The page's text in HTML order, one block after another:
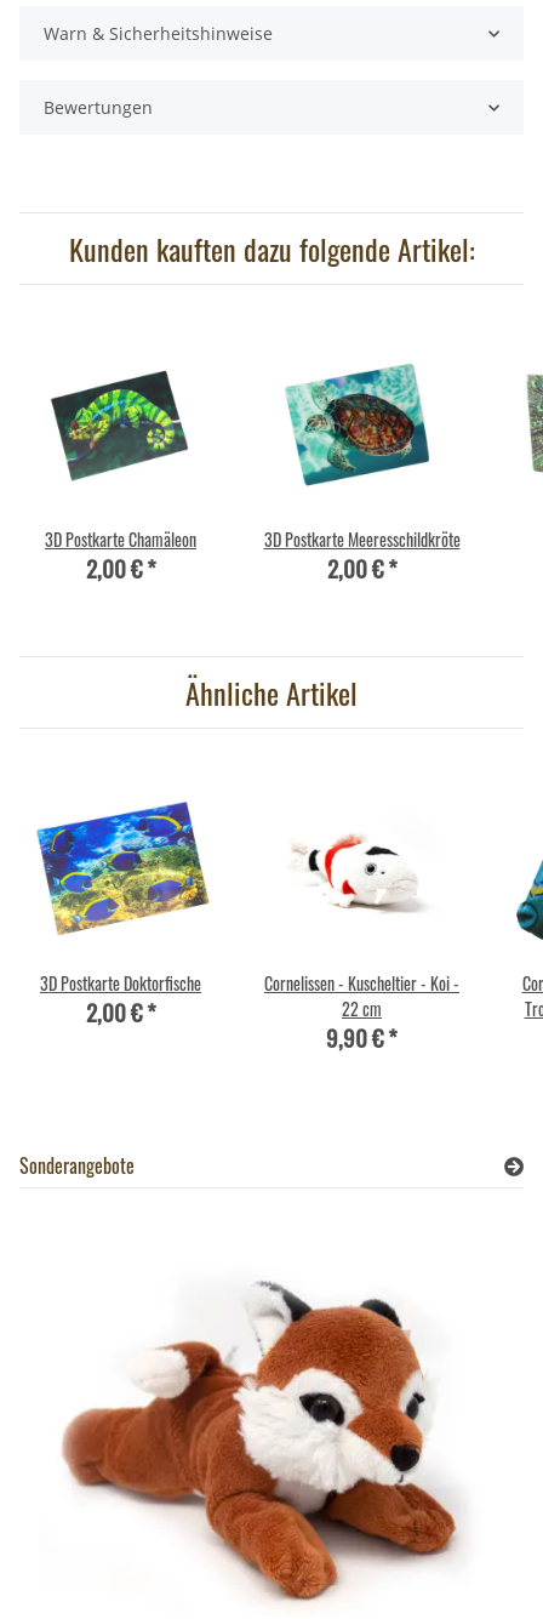
Warn & Sicherheitshinweise
Bewertungen
Kunden kauften dazu folgende Artikel:
3D Postkarte Chamäleon
2,00 €*
3D Postkarte Meeresschildkröte
2,00 €*
Ähnliche Artikel
3D Postkarte Doktorfische
2,00 €*
Cornelissen - Kuscheltier - Koi -
22 cm
9,90 €*
Sonderangebote